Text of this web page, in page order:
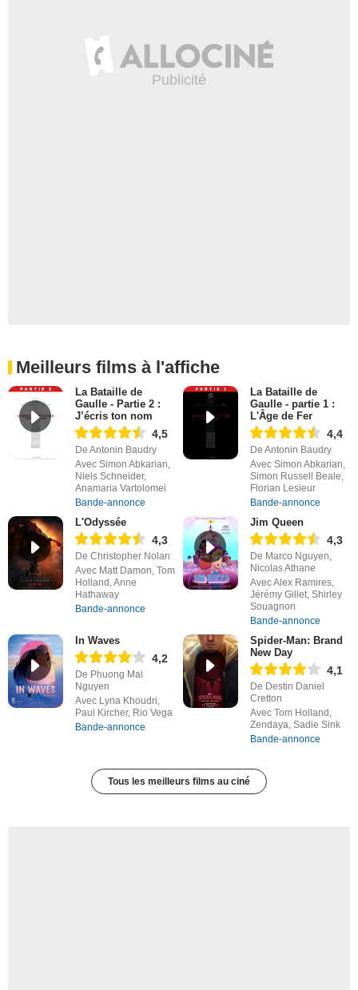
Meilleurs films à l'affiche
La Bataille de
Gaulle - Partie 2 :
J’écris ton nom
4,5
De Antonin Baudry
Avec Simon Abkarian,
Niels Schneider,
Anamaria Vartolomei
Bande-annonce
La Bataille de
Gaulle - partie 1 :
L'Âge de Fer
4,4
De Antonin Baudry
Avec Simon Abkarian,
Simon Russell Beale,
Florian Lesieur
Bande-annonce
L'Odyssée
4,3
De Christopher Nolan
Avec Matt Damon, Tom
Holland, Anne
Hathaway
Bande-annonce
Jim Queen
4,3
De Marco Nguyen,
Nicolas Athane
Avec Alex Ramires,
Jérémy Gillet, Shirley
Souagnon
Bande-annonce
In Waves
4,2
De Phuong Mai
Nguyen
Avec Lyna Khoudri,
Paul Kircher, Rio Vega
Bande-annonce
Spider-Man: Brand
New Day
4,1
De Destin Daniel
Cretton
Avec Tom Holland,
Zendaya, Sadie Sink
Bande-annonce
Tous les meilleurs films au ciné